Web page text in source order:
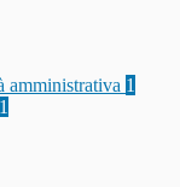
amministrativa 1
1